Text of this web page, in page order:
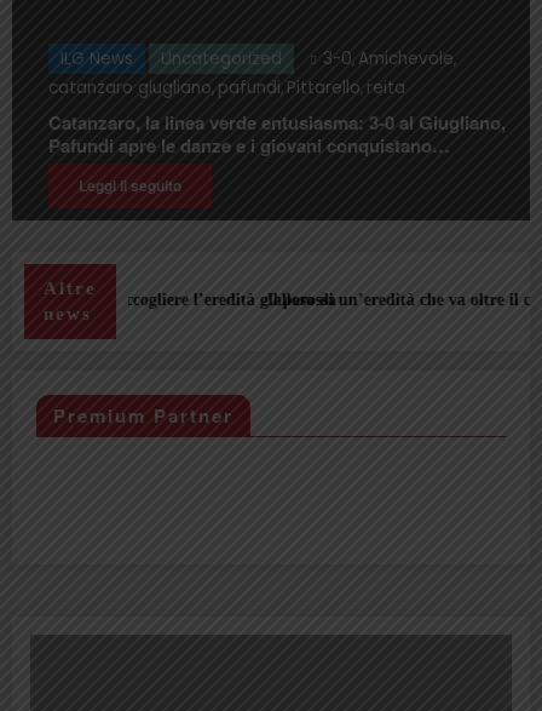
3-0,Amichevole,
pafundi,Pittarello,reita
verde entusiasma: 3-0 al Giugliano,
e i giovani conquistano
ILG News
catanzaro
Catanzaro-
diretta streaming
Altre
news
giallorossa
Il peso di un’eredità che va oltre il campo: il dopo Aquilani e le sfide
Premium Partner